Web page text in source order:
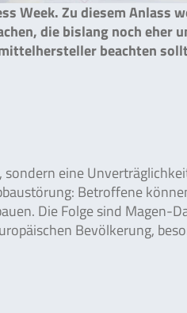
Week. Zu diesem Anlass
die bislang noch eher
beachten
eine
Betroffene
Die Folge sind Magen-
Bevölkerung,